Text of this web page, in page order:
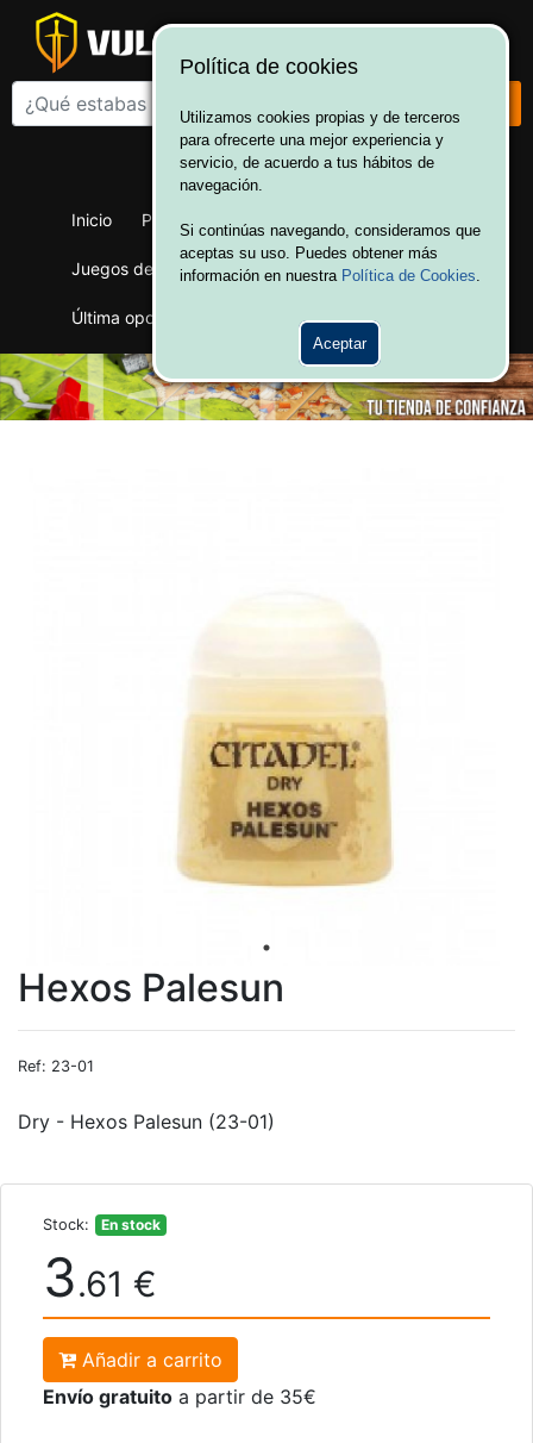
¡Bienvenido a Vulcania!
Inicio Productos Juegos de mesa
Juegos de cartas Merchandising Ofertas
Última oportunidad Wargames
Hexos Palesun
Ref: 23-01
Dry - Hexos Palesun (23-01)
Stock: En stock
3.61 €
Añadir a carrito
Envío gratuito a partir de 35€
Política de cookies
Utilizamos cookies propias y de terceros
para ofrecerte una mejor experiencia y
servicio, de acuerdo a tus hábitos de
navegación.
Si continúas navegando, consideramos que
aceptas su uso. Puedes obtener más
información en nuestra Política de Cookies.
Aceptar